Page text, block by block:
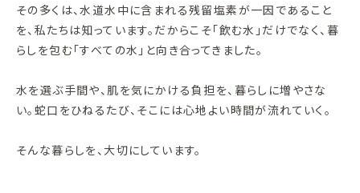
その多くは、水道水中に含まれる残留塩素が一因であること
を、私たちは知っています。だからこそ「飲む水」だけでなく、暮
らしを包む「すべての水」と向き合ってきました。
水を選ぶ手間や、肌を気にかける負担を、暮らしに増やさな
い。蛇口をひねるたび、そこには心地よい時間が流れていく。
そんな暮らしを、大切にしています。